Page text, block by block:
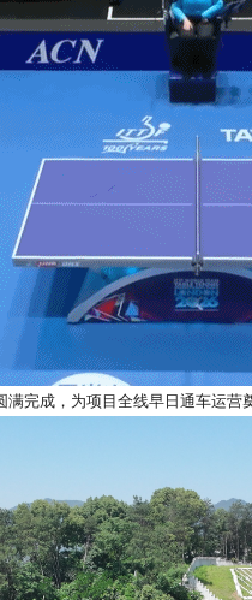
完成，为项目全线早日通车运营